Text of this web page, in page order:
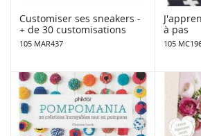
Customiser ses sneakers -
+ de 30 customisations
105 MAR437
à pas
105